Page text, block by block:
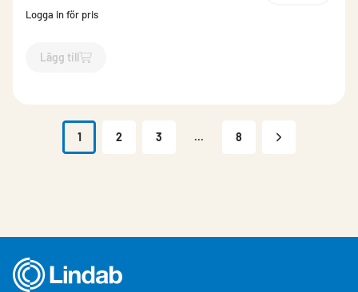
Logga in för pris
Lägg till
`$Lägg till
1 2 3 ... 8